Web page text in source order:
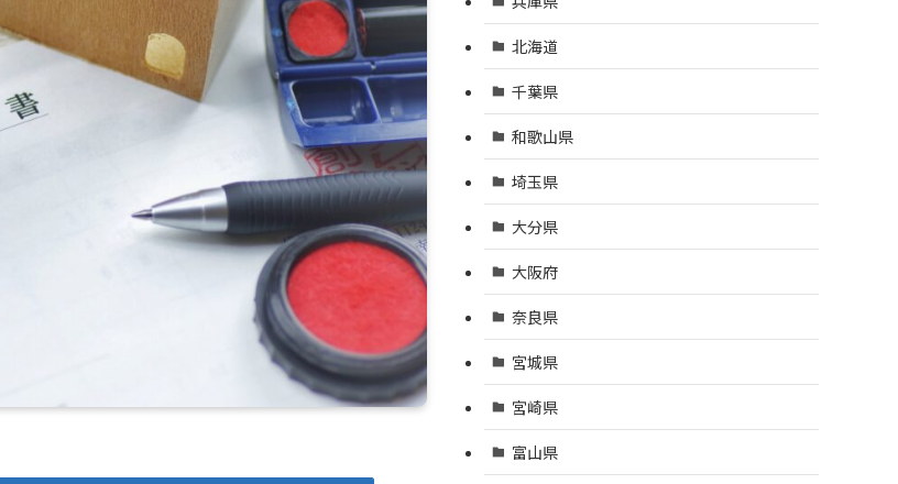
北海道
千葉県
和歌山県
埼玉県
大分県
大阪府
奈良県
宮城県
宮崎県
富山県